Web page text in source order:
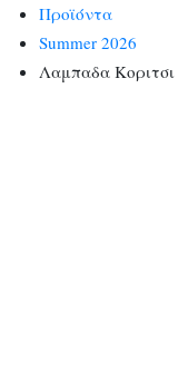
Προϊόντα
Summer 2026
Λαμπαδα